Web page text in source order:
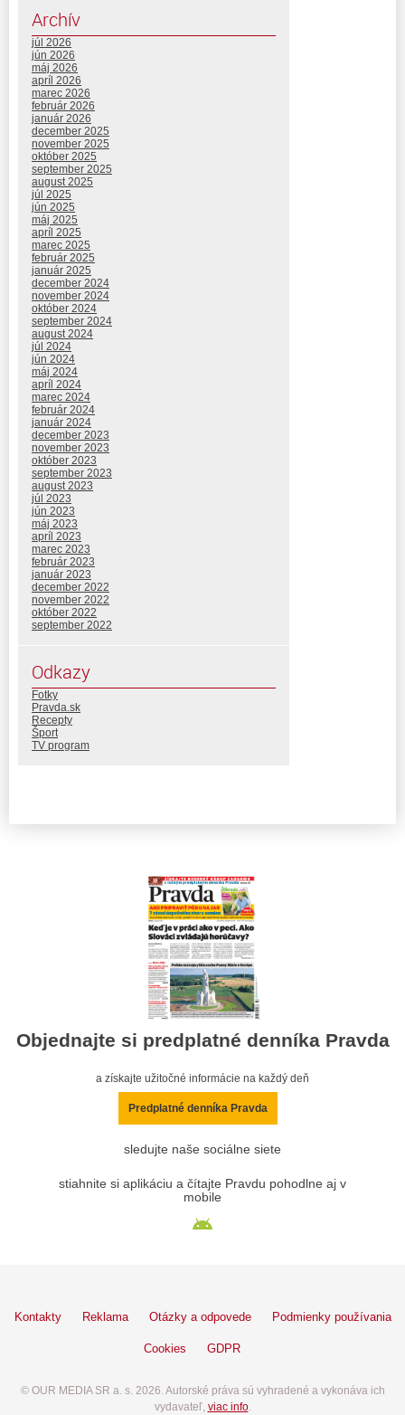
Archív
júl 2026
jún 2026
máj 2026
apríl 2026
marec 2026
február 2026
január 2026
december 2025
november 2025
október 2025
september 2025
august 2025
júl 2025
jún 2025
máj 2025
apríl 2025
marec 2025
február 2025
január 2025
december 2024
november 2024
október 2024
september 2024
august 2024
júl 2024
jún 2024
máj 2024
apríl 2024
marec 2024
február 2024
január 2024
december 2023
november 2023
október 2023
september 2023
august 2023
júl 2023
jún 2023
máj 2023
apríl 2023
marec 2023
február 2023
január 2023
december 2022
november 2022
október 2022
september 2022
Odkazy
Fotky
Pravda.sk
Recepty
Šport
TV program
Objednajte si predplatné denníka Pravda
a získajte užitočné informácie na každý deň
Predplatné denníka Pravda
sledujte naše sociálne siete
stiahnite si aplikáciu a čítajte Pravdu pohodlne aj v
mobile
Kontakty Reklama Otázky a odpovede Podmienky používania
Cookies GDPR
© OUR MEDIA SR a. s. 2026. Autorské práva sú vyhradené a vykonáva ich
vydavateľ, viac info.